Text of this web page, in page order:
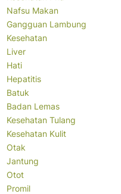
Nafsu Makan
Gangguan Lambung
Kesehatan
Liver
Hati
Hepatitis
Batuk
Badan Lemas
Kesehatan Tulang
Kesehatan Kulit
Otak
Jantung
Otot
Promil